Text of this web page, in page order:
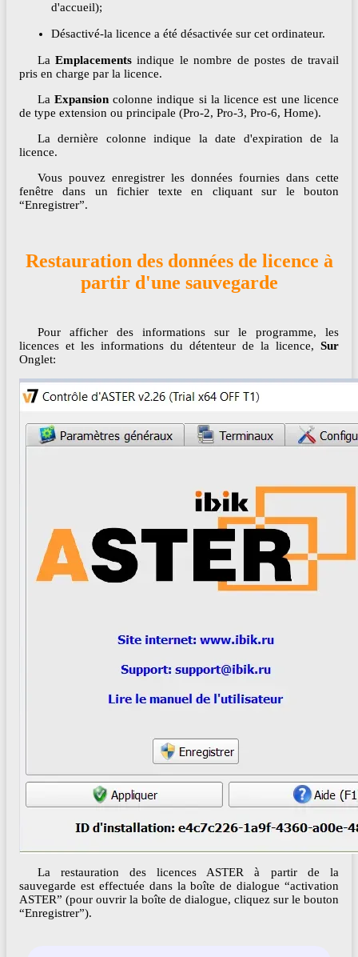
d'accueil);
Désactivé-la licence a été désactivée sur cet ordinateur.
La Emplacementsindique le nombre de postes de travail
pris en charge par la licence.
La Expansioncolonne indique si la licence est une licence
de type extension ou principale (Pro-2, Pro-3, Pro-6, Home).
La dernière colonne indique la date d'expiration de la
licence.
Vous pouvez enregistrer les données fournies dans cette
fenêtre dans un fichier texte en cliquant sur le bouton
“Enregistrer”.
Restauration des données de licence à
partir d'une sauvegarde
Pour afficher des informations sur le programme, les
licences et les informations du détenteur de la licence, Sur
Onglet:
La restauration des licences ASTER à partir de la
sauvegarde est effectuée dans la boîte de dialogue “activation
ASTER” (pour ouvrir la boîte de dialogue, cliquez sur le bouton
“Enregistrer”).